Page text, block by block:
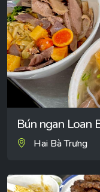
Bún ngan Loan
Hai Bà Trưng